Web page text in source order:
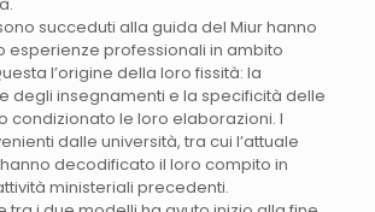
succeduti alla guida del Miur hanno
esperienze professionali in ambito
l’origine della loro fissità: la
degli insegnamenti e la specificità delle
condizionato le loro elaborazioni. I
dalle università, tra cui l’attuale
decodificato il loro compito in
ministeriali precedenti.